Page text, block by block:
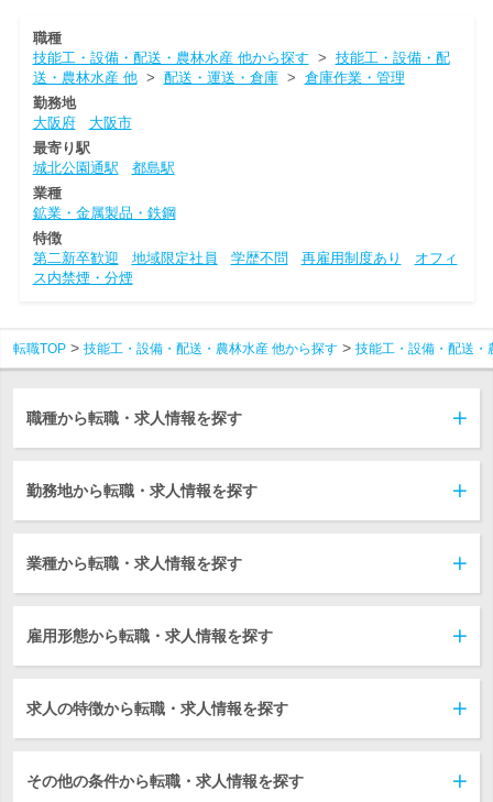
職種
技能工・設備・配送・農林水産 他から探す > 技能工・設備・配
送・農林水産 他> 配送・運送・倉庫> 倉庫作業・管理
勤務地
大阪府
大阪市
最寄り駅
城北公園通駅
都島駅
業種
鉱業・金属製品・鉄鋼
特徴
第二新卒歓迎
地域限定社員 学歴不問 再雇用制度あり
オフィ
ス内禁煙・分煙
転職TOP 技能工・設備・配送・農林水産 他から探す 技能工・設備・配送・
職種から転職・求人情報を探す
勤務地から転職・求人情報を探す
業種から転職・求人情報を探す
雇用形態から転職・求人情報を探す
求人の特徴から転職・求人情報を探す
その他の条件から転職・求人情報を探す